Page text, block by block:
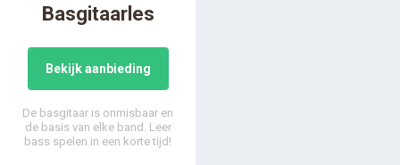
Basgitaarles
Bekijk aanbieding
De basgitaar is onmisbaar en
de basis van elke band. Leer
bass spelen in een korte tijd!